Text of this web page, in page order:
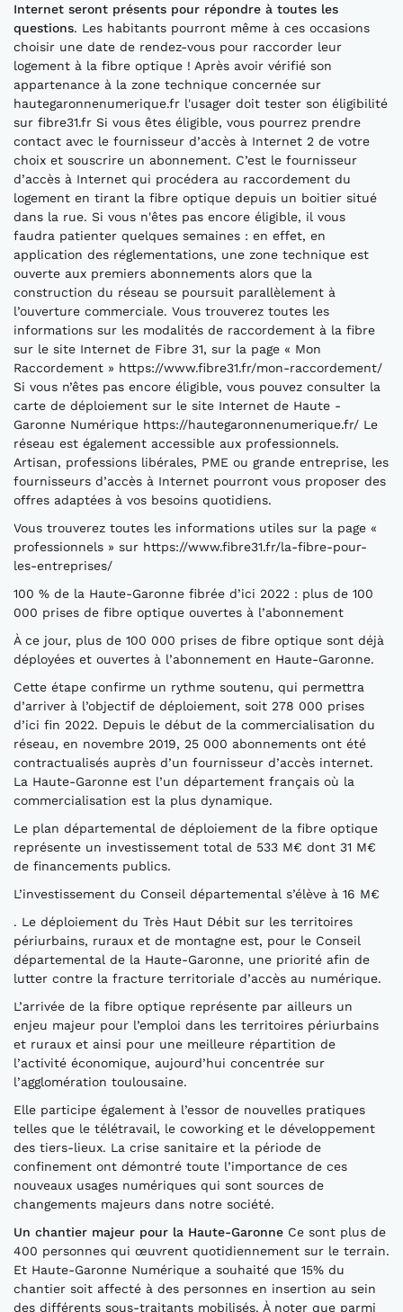
Internet seront présents pour répondre à toutes les
questions. Les habitants pourront même à ces occasions
choisir une date de rendez-vous pour raccorder leur
logement à la fibre optique ! Après avoir vérifié son
appartenance à la zone technique concernée sur
hautegaronnenumerique.fr l'usager doit tester son éligibilité
sur fibre31.fr Si vous êtes éligible, vous pourrez prendre
contact avec le fournisseur d’accès à Internet 2 de votre
choix et souscrire un abonnement. C’est le fournisseur
d’accès à Internet qui procédera au raccordement du
logement en tirant la fibre optique depuis un boitier situé
dans la rue. Si vous n'êtes pas encore éligible, il vous
faudra patienter quelques semaines : en effet, en
application des réglementations, une zone technique est
ouverte aux premiers abonnements alors que la
construction du réseau se poursuit parallèlement à
l’ouverture commerciale. Vous trouverez toutes les
informations sur les modalités de raccordement à la fibre
sur le site Internet de Fibre 31, sur la page « Mon
Raccordement » https://www.fibre31.fr/mon-raccordement/
Si vous n’êtes pas encore éligible, vous pouvez consulter la
carte de déploiement sur le site Internet de Haute -
Garonne Numérique https://hautegaronnenumerique.fr/ Le
réseau est également accessible aux professionnels.
Artisan, professions libérales, PME ou grande entreprise, les
fournisseurs d’accès à Internet pourront vous proposer des
offres adaptées à vos besoins quotidiens.
Vous trouverez toutes les informations utiles sur la page «
professionnels » sur https://www.fibre31.fr/la-fibre-pour-
les-entreprises/
100 % de la Haute-Garonne fibrée d’ici 2022 : plus de 100
000 prises de fibre optique ouvertes à l’abonnement
À ce jour, plus de 100 000 prises de fibre optique sont déjà
déployées et ouvertes à l’abonnement en Haute-Garonne.
Cette étape confirme un rythme soutenu, qui permettra
d’arriver à l’objectif de déploiement, soit 278 000 prises
d’ici fin 2022. Depuis le début de la commercialisation du
réseau, en novembre 2019, 25 000 abonnements ont été
contractualisés auprès d’un fournisseur d’accès internet.
La Haute-Garonne est l’un département français où la
commercialisation est la plus dynamique.
Le plan départemental de déploiement de la fibre optique
représente un investissement total de 533 M€ dont 31 M€
de financements publics.
L’investissement du Conseil départemental s’élève à 16 M€
. Le déploiement du Très Haut Débit sur les territoires
périurbains, ruraux et de montagne est, pour le Conseil
départemental de la Haute-Garonne, une priorité afin de
lutter contre la fracture territoriale d’accès au numérique.
L’arrivée de la fibre optique représente par ailleurs un
enjeu majeur pour l’emploi dans les territoires périurbains
et ruraux et ainsi pour une meilleure répartition de
l’activité économique, aujourd’hui concentrée sur
l’agglomération toulousaine.
Elle participe également à l’essor de nouvelles pratiques
telles que le télétravail, le coworking et le développement
des tiers-lieux. La crise sanitaire et la période de
confinement ont démontré toute l’importance de ces
nouveaux usages numériques qui sont sources de
changements majeurs dans notre société.
Un chantier majeur pour la Haute-Garonne Ce sont plus de
400 personnes qui œuvrent quotidiennement sur le terrain.
Et Haute-Garonne Numérique a souhaité que 15% du
chantier soit affecté à des personnes en insertion au sein
des différents sous-traitants mobilisés. À noter que parmi